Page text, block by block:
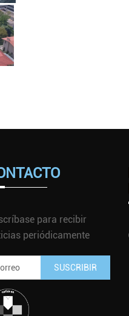
para recibir
periódicamente
SUSCRIBIR